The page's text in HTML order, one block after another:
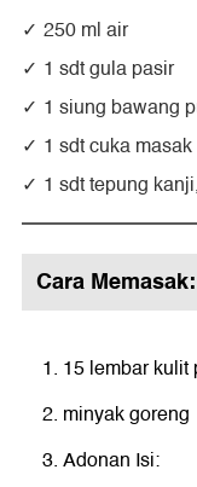
250 ml air
1 sdt gula pasir
1 siung bawang
1 sdt cuka masak
1 sdt tepung
Cara Memasak:
15 lembar kulit
minyak goreng
Adonan Isi: